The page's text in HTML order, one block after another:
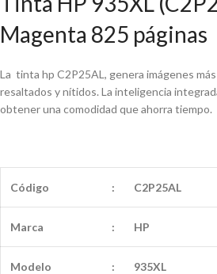
Magenta 825 páginas
La tinta hp C2P25AL, genera imágenes
resaltados y nítidos. La inteligencia
obtener una comodidad que ahorra tiempo.
Código : C2P25AL
Marca : HP
Modelo : 935XL